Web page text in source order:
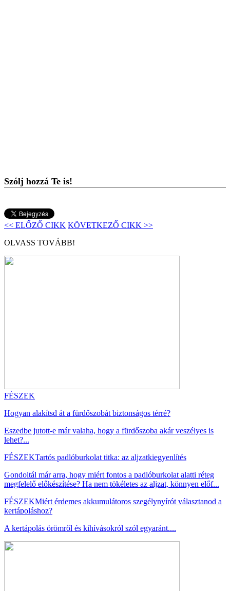
Szólj hozzá Te is!
<< ELŐZŐ CIKK KÖVETKEZŐ CIKK >>
OLVASS TOVÁBB!
FÉSZEK
Hogyan alakítsd át a fürdőszobát biztonságos térré?
Eszedbe jutott-e már valaha, hogy a fürdőszoba akár veszélyes is
lehet?...
FÉSZEKTartós padlóburkolat titka: az aljzatkiegyenlítés
Gondoltál már arra, hogy miért fontos a padlóburkolat alatti réteg
megfelelő előkészítése? Ha nem tökéletes az aljzat, könnyen előf...
FÉSZEKMiért érdemes akkumulátoros szegélynyírót választanod a
kertápoláshoz?
A kertápolás örömről és kihívásokról szól egyaránt....